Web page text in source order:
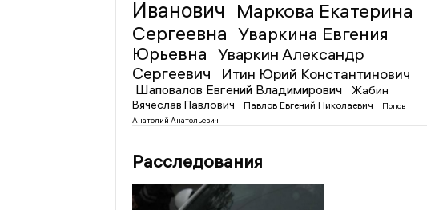
Иванович Маркова Екатерина
Сергеевна Уваркина Евгения
Юрьевна
Уваркин Александр
Сергеевич
Итин Юрий Константинович
Шаповалов Евгений Владимирович
Жабин
Вячеслав Павлович
Павлов Евгений Николаевич
Попов
Анатолий Анатольевич
Расследования